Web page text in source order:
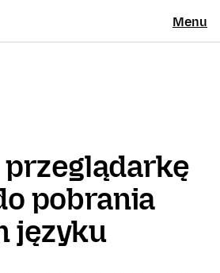
Menu
pobrania
języku